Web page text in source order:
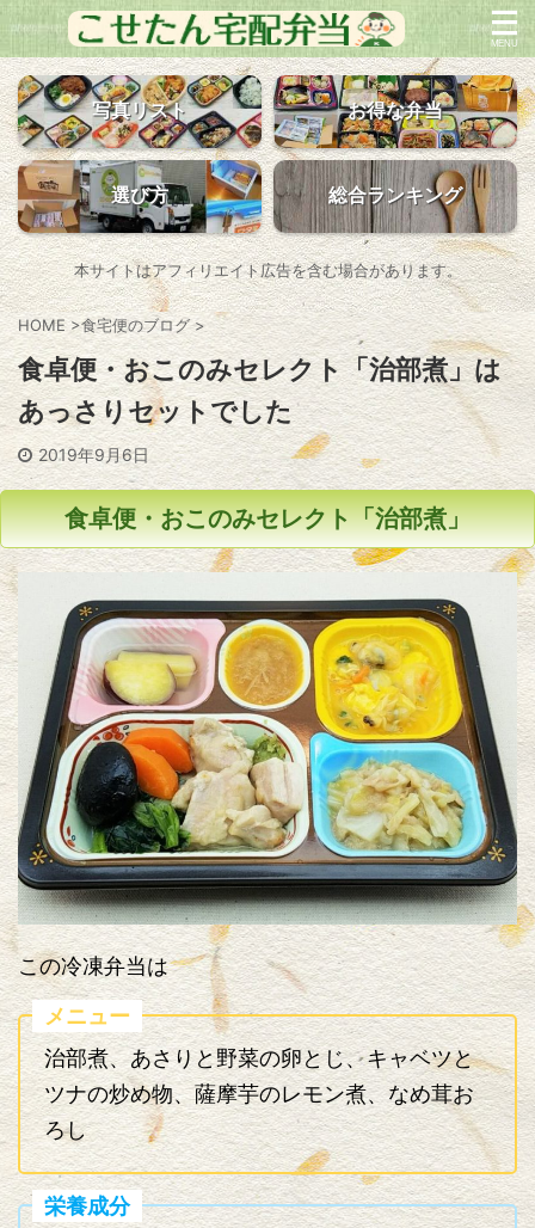
写真リスト お得な弁当
選び方 総合ランキング
本サイトはアフィリエイト広告を含む場合があります。
HOME >食宅便のブログ >
食卓便・おこのみセレクト「治部煮」は
あっさりセットでした
2019年9月6日
食卓便・おこのみセレクト「治部煮」
この冷凍弁当は
メニュー
治部煮、あさりと野菜の卵とじ、キャベツと
ツナの炒め物、薩摩芋のレモン煮、なめ茸お
ろし
栄養成分